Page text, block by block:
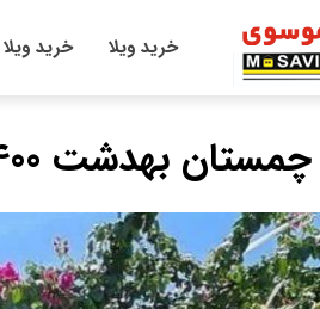
خرید ویلا خرید
400 متر مبله کامل با استخر